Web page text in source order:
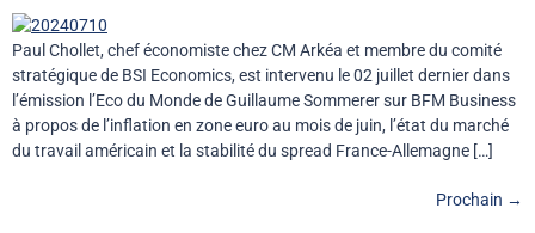
Paul Chollet, chef économiste chez CM Arkéa et membre du comité
stratégique de BSI Economics, est intervenu le 02 juillet dernier dans
l’émission l’Eco du Monde de Guillaume Sommerer sur BFM Business
à propos de l’inflation en zone euro au mois de juin, l’état du marché
du travail américain et la stabilité du spread France-Allemagne […]
Prochain →